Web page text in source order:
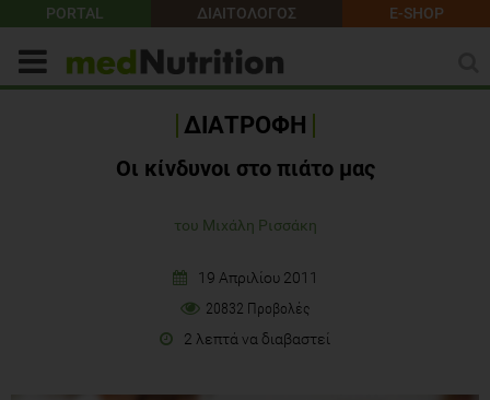
PORTAL ΔΙΑΙΤΟΛΟΓΟΣ E-SHOP
ΔΙΑΤΡΟΦΗ
Οι κίνδυνοι στο πιάτο μας
του Μιχάλη Ρισσάκη
19 Απριλίου 2011
20832 Προβολές
2 λεπτά να διαβαστεί